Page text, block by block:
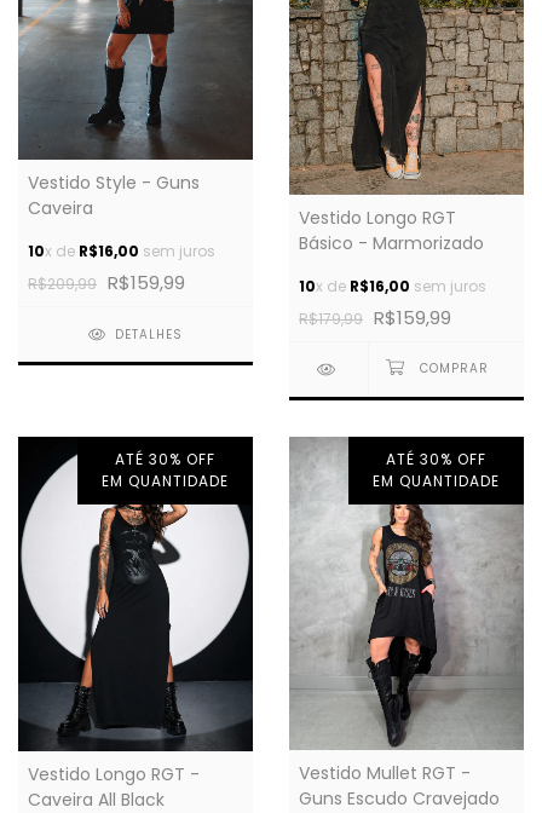
Vestido Style - Guns
Caveira
10x de R$16,00 sem juros
R$209,99 R$159,99
DETALHES
Vestido Longo RGT
Básico - Marmorizado
10x de R$16,00 sem juros
R$179,99 R$159,99
ATÉ 30% OFF
EM QUANTIDADE
Vestido Longo RGT -
Caveira All Black
ATÉ 30% OFF
EM QUANTIDADE
Vestido Mullet RGT -
Guns Escudo Cravejado